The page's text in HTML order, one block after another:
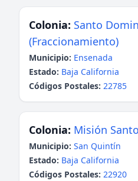
Colonia: Santo
(Fraccionamiento)
Municipio: Ensenada
Estado: Baja California
Códigos Postales: 22785
Colonia: Misión
Municipio: San Quintín
Estado: Baja California
Códigos Postales: 22920